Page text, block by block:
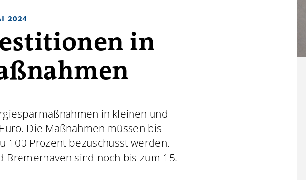
2024
in
in kleinen und
Die Maßnahmen müssen bis
100 Prozent bezuschusst werden.
Bremerhaven sind noch bis zum 15.